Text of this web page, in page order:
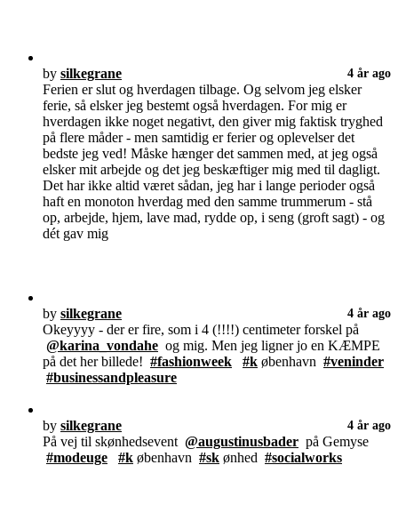
by silkegrane 4 år ago
Ferien er slut og hverdagen tilbage. Og selvom jeg elsker
ferie, så elsker jeg bestemt også hverdagen. For mig er
hverdagen ikke noget negativt, den giver mig faktisk tryghed
på flere måder - men samtidig er ferier og oplevelser det
bedste jeg ved! Måske hænger det sammen med, at jeg også
elsker mit arbejde og det jeg beskæftiger mig med til dagligt.
Det har ikke altid været sådan, jeg har i lange perioder også
haft en monoton hverdag med den samme trummerum - stå
op, arbejde, hjem, lave mad, rydde op, i seng (groft sagt) - og
dét gav mig
by silkegrane 4 år ago
Okeyyyy - der er fire, som i 4 (!!!!) centimeter forskel på
@karina_vondahe og mig. Men jeg ligner jo en KÆMPE
på det her billede! #fashionweek #k øbenhavn #veninder
#businessandpleasure
by silkegrane 4 år ago
På vej til skønhedsevent @augustinusbader på Gemyse
#modeuge
#k øbenhavn #sk ønhed #socialworks